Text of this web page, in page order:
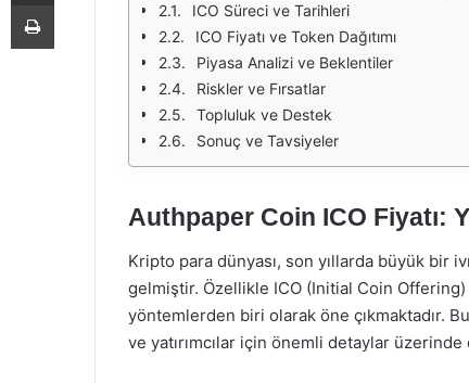
ICO Süreci ve Tarihleri
ICO Fiyatı ve Token Dağıtımı
Piyasa Analizi ve Beklentiler
Riskler ve Fırsatlar
Topluluk ve Destek
Sonuç ve Tavsiyeler
Authpaper Coin ICO Fiyatı:
Kripto para dünyası, son yıllarda büyük bir
gelmiştir. Özellikle ICO (Initial Coin
yöntemlerden biri olarak öne çıkmaktadır.
ve yatırımcılar için önemli detaylar üzerinde